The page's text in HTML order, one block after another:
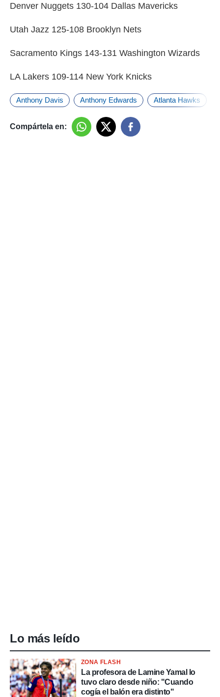
Denver Nuggets 130-104 Dallas Mavericks
Utah Jazz 125-108 Brooklyn Nets
Sacramento Kings 143-131 Washington Wizards
LA Lakers 109-114 New York Knicks
Anthony Davis Anthony Edwards Atlanta Hawks
Compártela en:
Lo más leído
ZONA FLASH
La profesora de Lamine Yamal lo
tuvo claro desde niño: "Cuando
cogía el balón era distinto"